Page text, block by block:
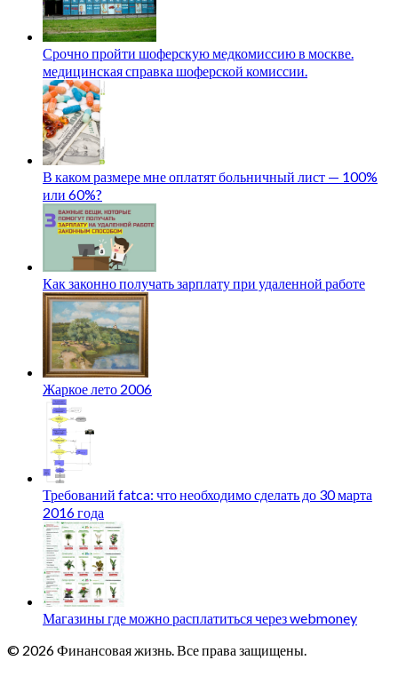
Срочно пройти шоферскую медкомиссию в москве.
медицинская справка шоферской комиссии.
В каком размере мне оплатят больничный лист — 100%
или 60%?
Как законно получать зарплату при удаленной работе
Жаркое лето 2006
Требований fatca: что необходимо сделать до 30 марта
2016 года
Магазины где можно расплатиться через webmoney
© 2026 Финансовая жизнь. Все права защищены.